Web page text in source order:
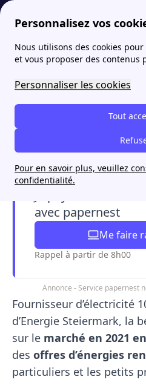
Personnalisez vos
Nous utilisons des cookies
et vous proposer des contenus
Personnaliser les cookies
Tout
Pour en savoir plus, veuillez
confidentialité.
papernest Fournisseurs
Qui est la
votre
d'énergie
renouvelable ?
avec papernest
Me faire
Rappel à partir de 8h00
Annonce - Service papernest
Fournisseur d’électricité
d’Energie Steiermark, la
sur le marché en 2021
des offres d’énergies
particuliers et les petits